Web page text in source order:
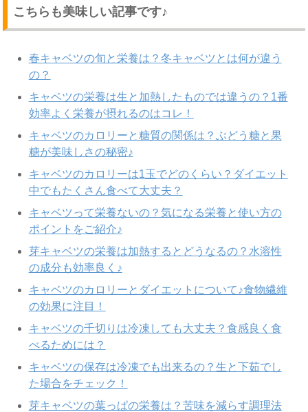
こちらも美味しい記事です♪
春キャベツの旬と栄養は？冬キャベツとは何が違う
の？
キャベツの栄養は生と加熱したものでは違うの？1番
効率よく栄養が摂れるのはコレ！
キャベツのカロリーと糖質の関係は？ぶどう糖と果
糖が美味しさの秘密♪
キャベツのカロリーは1玉でどのくらい？ダイエット
中でもたくさん食べて大丈夫？
キャベツって栄養ないの？気になる栄養と使い方の
ポイントをご紹介♪
芽キャベツの栄養は加熱するとどうなるの？水溶性
の成分も効率良く♪
キャベツのカロリーとダイエットについて♪食物繊維
の効果に注目！
キャベツの千切りは冷凍しても大丈夫？食感良く食
べるためには？
キャベツの保存は冷凍でも出来るの？生と下茹でし
た場合をチェック！
芽キャベツの葉っぱの栄養は？苦味を減らす調理法